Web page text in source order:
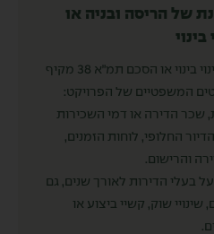
של הריסה ובניה או
ניסוח וליווי הסכם פינוי בינוי או הסכם תמ״א 38 מקיף
המשפטיים של הפרויקט:
שכר הדירה או דמי השכירות
החלופי, לוחות הזמנים,
והרישום.
בעלי הדירות לאורך שנים, גם
שוק, קשיי ביצוע או